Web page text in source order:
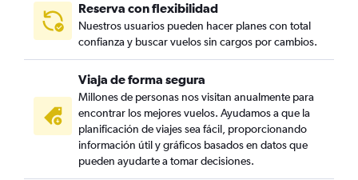
Reserva con flexibilidad
Nuestros usuarios pueden hacer planes con total
confianza y buscar vuelos sin cargos por cambios.
Viaja de forma segura
Millones de personas nos visitan anualmente para
encontrar los mejores vuelos. Ayudamos a que la
planificación de viajes sea fácil, proporcionando
información útil y gráficos basados en datos que
pueden ayudarte a tomar decisiones.